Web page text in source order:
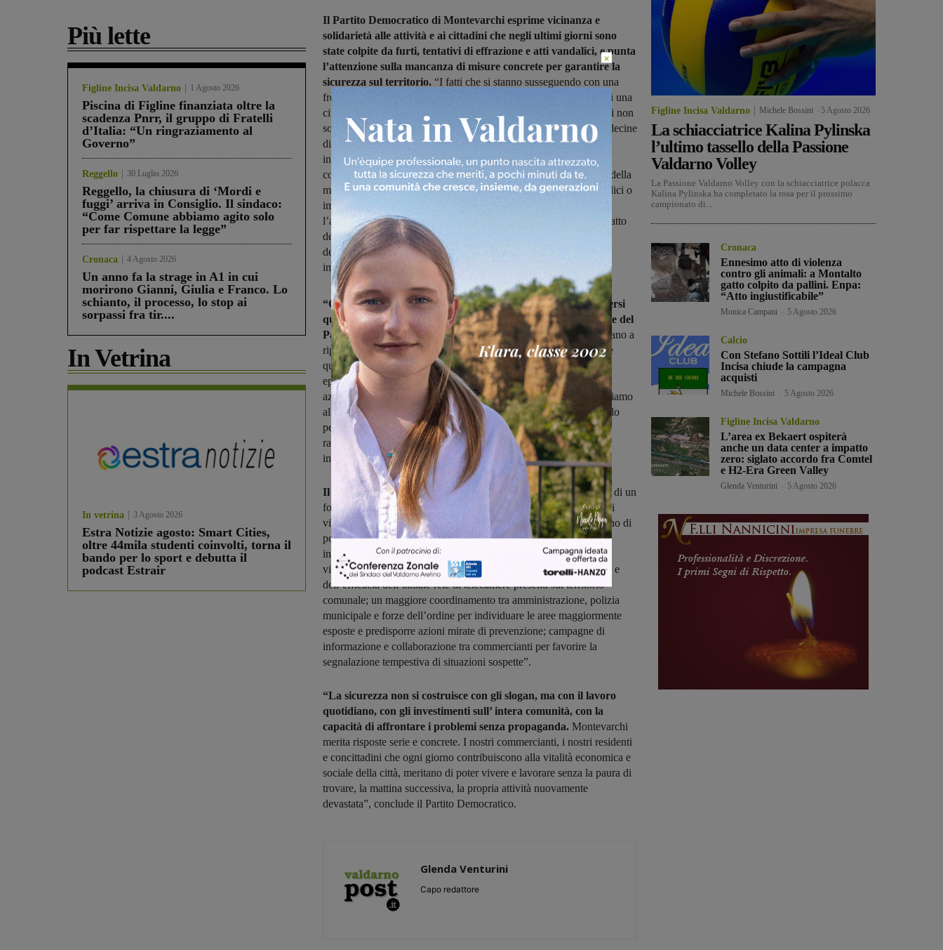
Più lette
Figline Incisa Valdarno 1 Agosto 2026
Piscina di Figline finanziata oltre la
scadenza Pnrr, il gruppo di Fratelli
d’Italia: “Un ringraziamento al
Governo”
Reggello 30 Luglio 2026
Reggello, la chiusura di ‘Mordi e
fuggi’ arriva in Consiglio. Il sindaco:
“Come Comune abbiamo agito solo
per far rispettare la legge”
Cronaca 4 Agosto 2026
Un anno fa la strage in A1 in cui
morirono Gianni, Giulia e Franco. Lo
schianto, il processo, lo stop ai
sorpassi fra tir....
In Vetrina
In vetrina 3 Agosto 2026
Estra Notizie agosto: Smart Cities,
oltre 44mila studenti coinvolti, torna il
bando per lo sport e debutta il
podcast Estrair
Il Partito Democratico di Montevarchi esprime vicinanza e
solidarietà alle attività e ai cittadini che negli ultimi giorni sono
state colpite da furti, tentativi di effrazione e atti vandalici, e punta
l’attenzione sulla mancanza di misure concrete per garantire la
sicurezza sul territorio. “I fatti che si stanno susseguendo con una
frequenza sempre più preoccupante – scrive il PD – raccontano di una
città in cui commercianti e imprenditori sono costretti a fare i conti non
solo con il danno economico derivante dai furti, spesso di poche decine
di euro, ma soprattutto con i costi delle riparazioni, con il senso di
insicurezza e con la frustrazione di vedere il proprio lavoro messo
continuamente sotto attacco. Siamo consapevoli che il fenomeno della
microcriminalità sia complesso e che non esistano soluzioni semplici o
immediate. Proprio per questo riteniamo ancora più grave
l’atteggiamento dell’amministrazione comunale, che per anni ha fatto
della sicurezza uno dei propri principali cavalli di battaglia,
denunciando i problemi ma senza risposte adeguate a questo
importante problema”.
“Oggi, dopo dieci anni di governo cittadino, è legittimo chiedersi
quali risultati concreti siano stati raggiunti”, è la constatazione del
Partito Democratico.“Se i furti alle attività commerciali continuano a
ripetersi con queste modalità e con questa frequenza, significa che
qualcosa non ha funzionato. Non basta limitarsi a commentare gli
episodi o a esprimere solidarietà dopo ogni nuovo colpo: servono
azioni, programmazione e una strategia efficace. Per questo chiediamo
all’amministrazione comunale di convocare quanto prima un tavolo
permanente con associazioni di categoria, forze dell’ordine e
rappresentanti dei commercianti per monitorare il fenomeno e
individuare interventi concreti”.
Il PD propone inoltre alcune misure immediate:“L’istituzione di un
fondo comunale straordinario a sostegno delle attività commerciali
vittime di furti e atti vandalici, per contribuire alle spese di ripristino di
porte, vetrine e sistemi di sicurezza; l’attivazione di contributi e
incentivi per l’installazione o il potenziamento di sistemi di
videosorveglianza e allarme; una verifica puntuale della copertura e
dell’efficacia dell’attuale rete di telecamere presenti sul territorio
comunale; un maggiore coordinamento tra amministrazione, polizia
municipale e forze dell’ordine per individuare le aree maggiormente
esposte e predisporre azioni mirate di prevenzione; campagne di
informazione e collaborazione tra commercianti per favorire la
segnalazione tempestiva di situazioni sospette”.
“La sicurezza non si costruisce con gli slogan, ma con il lavoro
quotidiano, con gli investimenti sull’ intera comunità, con la
capacità di affrontare i problemi senza propaganda. Montevarchi
merita risposte serie e concrete. I nostri commercianti, i nostri residenti
e concittadini che ogni giorno contribuiscono alla vitalità economica e
sociale della città, meritano di poter vivere e lavorare senza la paura di
trovare, la mattina successiva, la propria attività nuovamente
devastata”, conclude il Partito Democratico.
Glenda Venturini
Capo redattore
Figline Incisa Valdarno Michele Bossini 5 Agosto 2026
La schiacciatrice Kalina Pylinska
l’ultimo tassello della Passione
Valdarno Volley
La Passione Valdarno Volley con la schiacciatrice polacca
Kalina Pylinska ha completato la rosa per il prossimo
campionato di...
Cronaca
Ennesimo atto di violenza
contro gli animali: a Montalto
gatto colpito da pallini. Enpa:
“Atto ingiustificabile”
Monica Campani 5 Agosto 2026
Calcio
Con Stefano Sottili l’Ideal Club
Incisa chiude la campagna
acquisti
Michele Bossini 5 Agosto 2026
Figline Incisa Valdarno
L’area ex Bekaert ospiterà
anche un data center a impatto
zero: siglato accordo fra Comtel
e H2-Era Green Valley
Glenda Venturini 5 Agosto 2026
×